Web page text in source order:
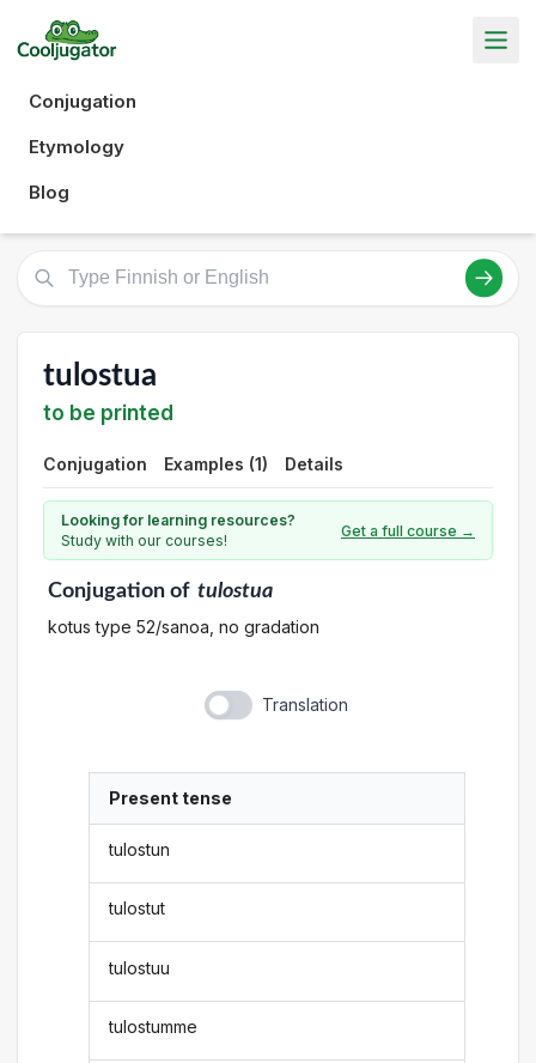
Conjugation
Etymology
Blog
tulostua
to be printed
Conjugation Examples (1) Details
Looking for learning resources?
Study with our courses!
Get a full course →
Conjugationof tulostua
kotus type 52/sanoa, no gradation
Translation
Present tense
tulostun
tulostut
tulostuu
tulostumme